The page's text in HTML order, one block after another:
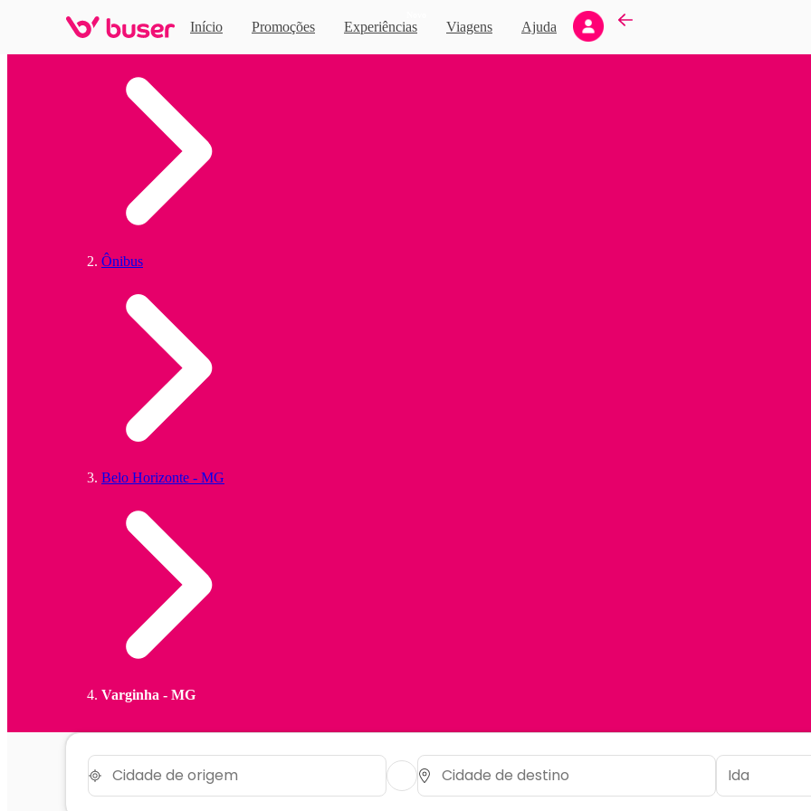
Início Promoções Experiências Viagens Ajuda
Ônibus
Belo Horizonte - MG
Varginha - MG